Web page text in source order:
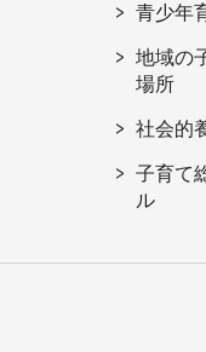
青少年
地域の
場所
社会的
子育て
ル